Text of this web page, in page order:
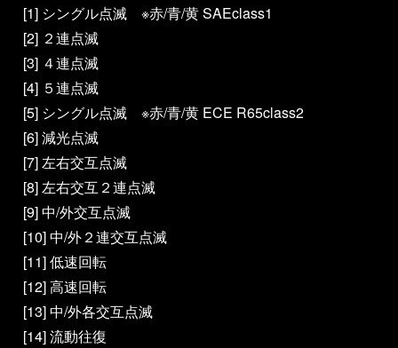
[1] シングル点滅 ※赤/青/黄 SAEclass1
[2] ２連点滅
[3] ４連点滅
[4] ５連点滅
[5] シングル点滅 ※赤/青/黄 ECE R65class2
[6] 減光点滅
[7] 左右交互点滅
[8] 左右交互２連点滅
[9] 中/外交互点滅
[10] 中/外２連交互点滅
[11] 低速回転
[12] 高速回転
[13] 中/外各交互点滅
[14] 流動往復